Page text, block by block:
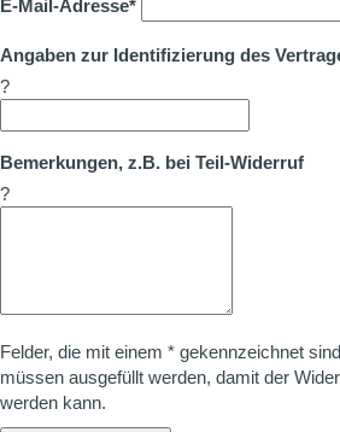
E-Mail-Adresse*
Angaben zur Identifizierung des
?
Bemerkungen, z.B. bei Teil-Widerruf
?
Felder, die mit einem * gekennzeichnet
müssen ausgefüllt werden, damit der
werden kann.